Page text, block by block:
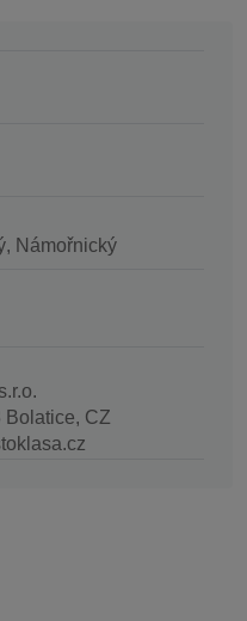
Námořnický
Bolatice, CZ